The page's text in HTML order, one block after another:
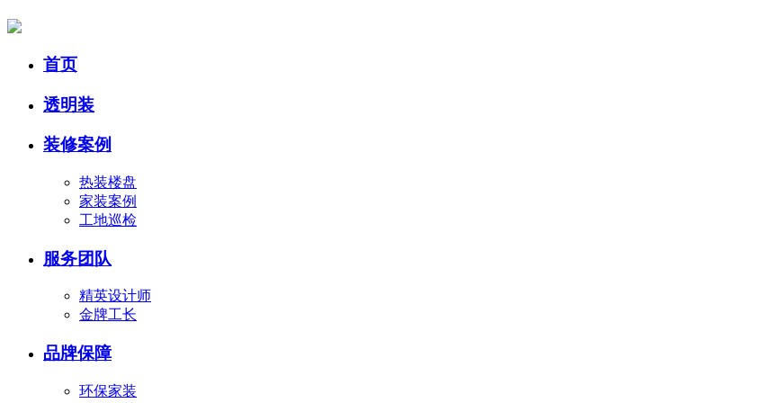
首页
透明装
装修案例
热装楼盘
家装案例
工地巡检
服务团队
精英设计师
金牌工长
品牌保障
环保家装